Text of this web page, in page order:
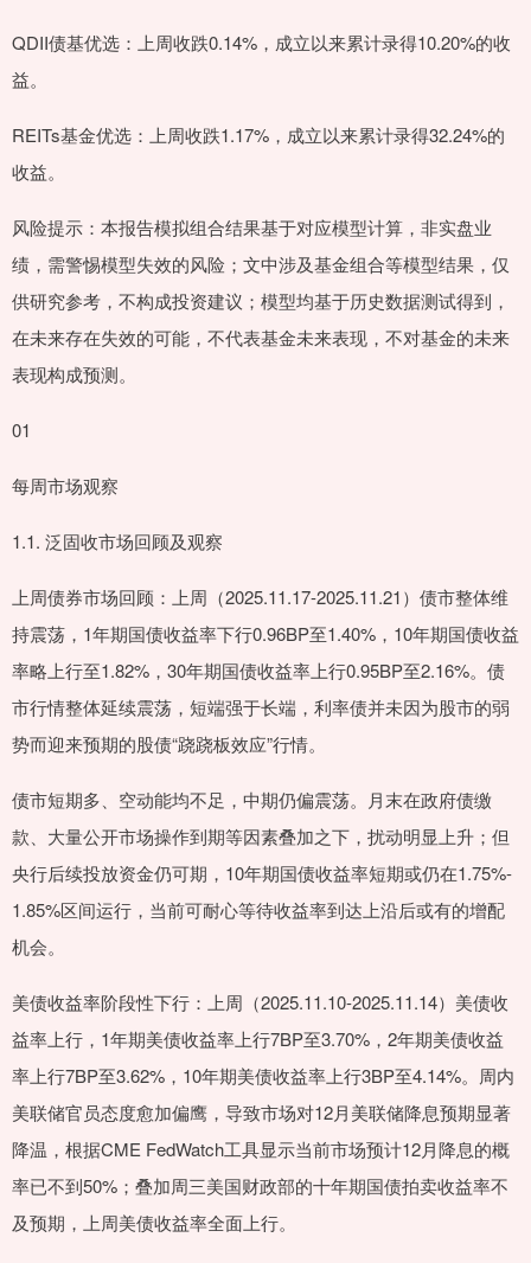
QDII债基优选：上周收跌0.14%，成立以来累计录得10.20%的收
益。
REITs基金优选：上周收跌1.17%，成立以来累计录得32.24%的
收益。
风险提示：本报告模拟组合结果基于对应模型计算，非实盘业
绩，需警惕模型失效的风险；文中涉及基金组合等模型结果，仅
供研究参考，不构成投资建议；模型均基于历史数据测试得到，
在未来存在失效的可能，不代表基金未来表现，不对基金的未来
表现构成预测。
01
每周市场观察
1.1. 泛固收市场回顾及观察
上周债券市场回顾：上周（2025.11.17-2025.11.21）债市整体维
持震荡，1年期国债收益率下行0.96BP至1.40%，10年期国债收益
率略上行至1.82%，30年期国债收益率上行0.95BP至2.16%。债
市行情整体延续震荡，短端强于长端，利率债并未因为股市的弱
势而迎来预期的股债“跷跷板效应”行情。
债市短期多、空动能均不足，中期仍偏震荡。月末在政府债缴
款、大量公开市场操作到期等因素叠加之下，扰动明显上升；但
央行后续投放资金仍可期，10年期国债收益率短期或仍在1.75%-
1.85%区间运行，当前可耐心等待收益率到达上沿后或有的增配
机会。
美债收益率阶段性下行：上周（2025.11.10-2025.11.14）美债收
益率上行，1年期美债收益率上行7BP至3.70%，2年期美债收益
率上行7BP至3.62%，10年期美债收益率上行3BP至4.14%。周内
美联储官员态度愈加偏鹰，导致市场对12月美联储降息预期显著
降温，根据CME FedWatch工具显示当前市场预计12月降息的概
率已不到50%；叠加周三美国财政部的十年期国债拍卖收益率不
及预期，上周美债收益率全面上行。